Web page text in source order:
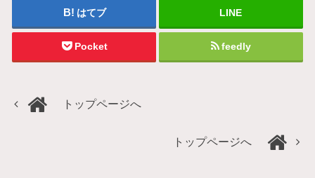
はてブ LINE
Pocket feedly
トップページへ
トップページへ